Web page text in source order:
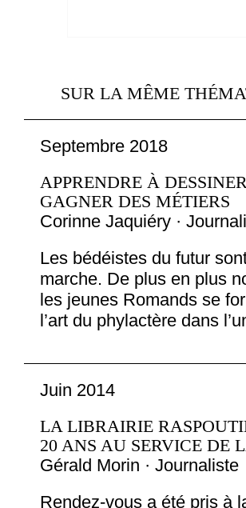
SUR LA MÊME
Septembre 2018
APPRENDRE À
GAGNER DES MÉTIERS
Corinne Jaquiéry ·
Les bédéistes du futur
marche. De plus en plus
les jeunes Romands se
l’art du phylactère dans
Juin 2014
LA LIBRAIRIE
20 ANS AU SERVICE DE
Gérald Morin · Journaliste
Rendez-vous a été pris à